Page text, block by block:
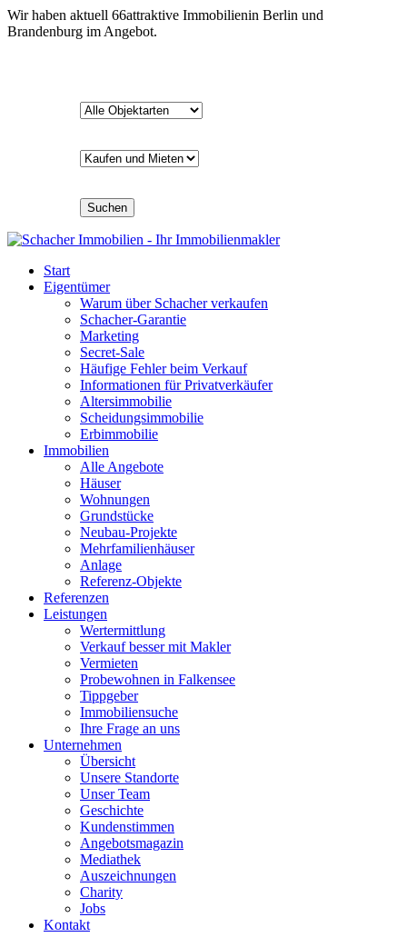
Wir haben aktuell 66attraktive Immobilienin Berlin und
Brandenburg im Angebot.
Suchen
Start
Eigentümer
Warum über Schacher verkaufen
Schacher-Garantie
Marketing
Secret-Sale
Häufige Fehler beim Verkauf
Informationen für Privatverkäufer
Altersimmobilie
Scheidungsimmobilie
Erbimmobilie
Immobilien
Alle Angebote
Häuser
Wohnungen
Grundstücke
Neubau-Projekte
Mehrfamilienhäuser
Anlage
Referenz-Objekte
Referenzen
Leistungen
Wertermittlung
Verkauf besser mit Makler
Vermieten
Probewohnen in Falkensee
Tippgeber
Immobiliensuche
Ihre Frage an uns
Unternehmen
Übersicht
Unsere Standorte
Unser Team
Geschichte
Kundenstimmen
Angebotsmagazin
Mediathek
Auszeichnungen
Charity
Jobs
Kontakt